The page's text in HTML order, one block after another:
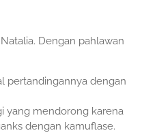
Dengan pahlawan
pertandingannya dengan
yang mendorong karena
dengan kamuflase.